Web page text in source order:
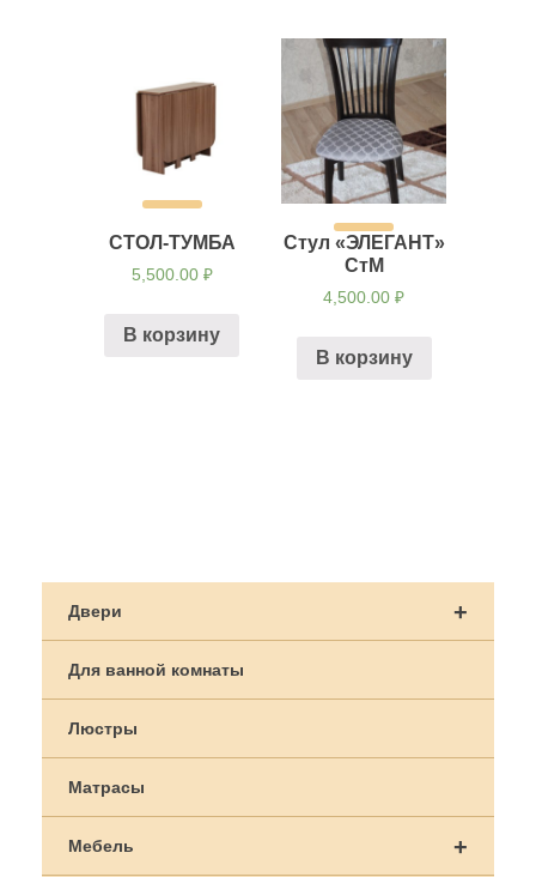
СТОЛ-ТУМБА
5,500.00 ₽
В корзину
Стул «ЭЛЕГАНТ»
СтМ
4,500.00₽
В корзину
по
записям
+
Двери
Для ванной комнаты
Люстры
Матрасы
+
Мебель